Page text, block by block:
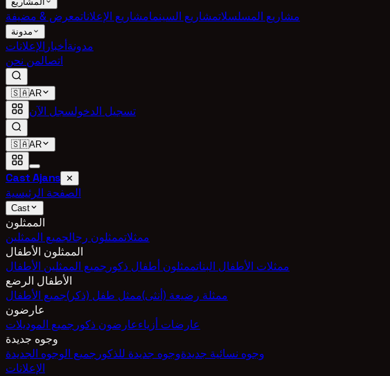
مشاريع المسلسلاتمشاريع السينمامشاريع الإعلاناتمعرض & مضيفة
مدونة
مدونةأخبار الإعلانات
اتصالمن نحن
🇸🇦AR
تسجيل الدخولسجل الآن
🇸🇦AR
Cast Ajans ✕
الصفحة الرئيسية
Cast
الممثلون
ممثلاتممثلون رجالجميع الممثلين
الممثلون الأطفال
ممثلات الأطفال البناتممثلون أطفال ذكور جميع الممثلين الأطفال
الأطفال الرضع
ممثلة رضيعة (أنثى)ممثل طفل (ذكر)جميع الأطفال
عارضون
عارضات أزياءعارضون ذكور جميع الموديلات
وجوه جديدة
وجوه نسائية جديدةوجوه جديدة للذكور جميع الوجوه الجديدة
الإعلانات